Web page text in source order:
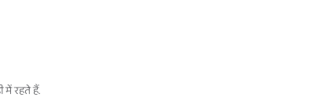
में रहते हैं.